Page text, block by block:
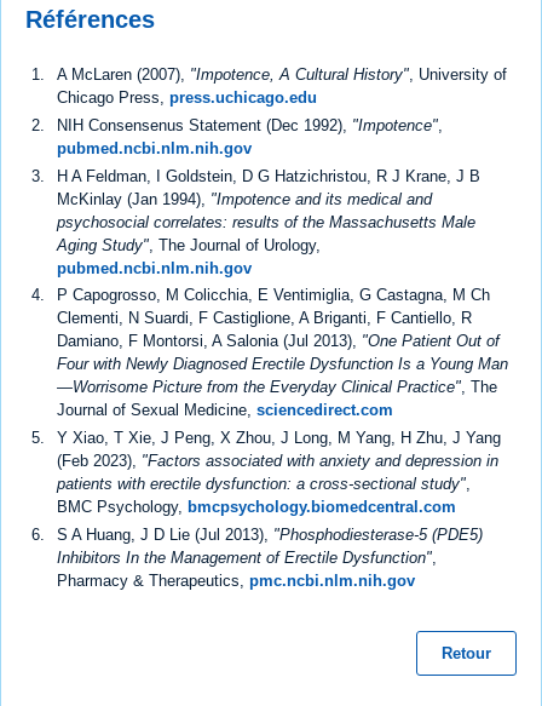
Références
A McLaren (2007), "Impotence, A Cultural History" , University of
Chicago Press, press.uchicago.edu
NIH Consensenus Statement (Dec 1992), "Impotence"
pubmed.ncbi.nlm.nih.gov
H A Feldman, I Goldstein, D G Hatzichristou, R J Krane, J B
McKinlay (Jan 1994), "Impotence and its medical and
psychosocial correlates: results of the Massachusetts Male
Aging Study" , The Journal of Urology,
pubmed.ncbi.nlm.nih.gov
P Capogrosso, M Colicchia, E Ventimiglia, G Castagna, M Ch
Clementi, N Suardi, F Castiglione, A Briganti, F Cantiello, R
Damiano, F Montorsi, A Salonia (Jul 2013), "One Patient Out of
Four with Newly Diagnosed Erectile Dysfunction Is a Young Man
—Worrisome Picture from the Everyday Clinical Practice", The
Journal of Sexual Medicine, sciencedirect.com
Y Xiao, T Xie, J Peng, X Zhou, J Long, M Yang, H Zhu, J Yang
(Feb 2023), "Factors associated with anxiety and depression in
patients with erectile dysfunction: a cross-sectional study",
BMC Psychology, bmcpsychology.biomedcentral.com
S A Huang, J D Lie (Jul 2013), "Phosphodiesterase-5 (PDE5)
Inhibitors In the Management of Erectile Dysfunction",
Pharmacy & Therapeutics, pmc.ncbi.nlm.nih.gov
Retour